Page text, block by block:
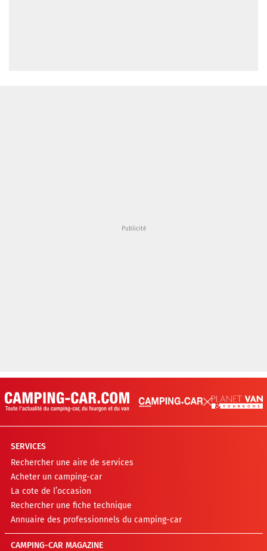
SERVICES
Rechercher une aire de services
Acheter un camping-car
La cote de l’occasion
Rechercher une fiche technique
Annuaire des professionnels du camping-car
CAMPING-CAR MAGAZINE